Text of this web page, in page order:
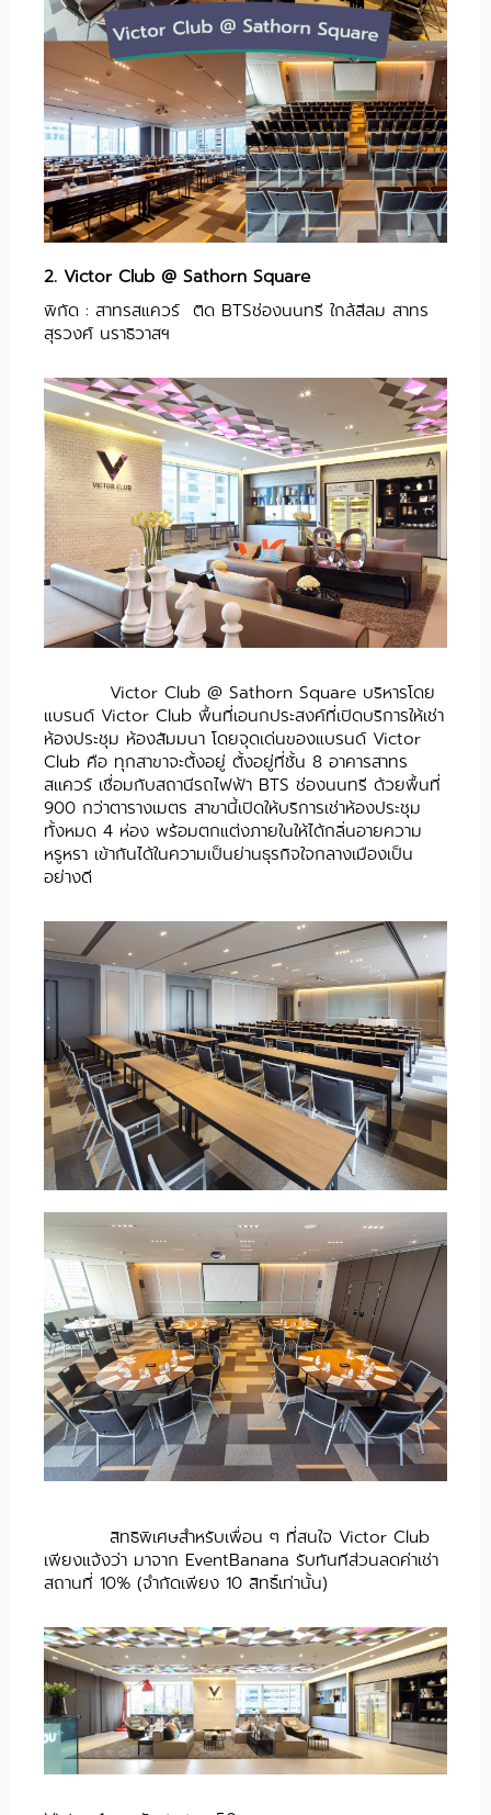
2. Victor Club @ Sathorn Square
พิกัด : สาทรสแควร์ ติด BTSช่องนนทรี ใกล้สีลม สาทร
สุรวงศ์ นราธิวาสฯ
Victor Club @ Sathorn Square บริหารโดย
แบรนด์ Victor Club พื้นที่เอนกประสงค์ที่เปิดบริการให้เช่า
ห้องประชุม ห้องสัมมนา โดยจุดเด่นของแบรนด์ Victor
Club คือ ทุกสาขาจะตั้งอยู่ ตั้งอยู่ที่ชั้น 8 อาคารสาทร
สเเควร์ เชื่อมกับสถานีรถไฟฟ้า BTS ช่องนนทรี ด้วยพื้นที่
900 กว่าตารางเมตร สาขานี้เปิดให้บริการเช่าห้องประชุม
ทั้งหมด 4 ห่อง พร้อมตกแต่งภายในให้ได้กลิ่นอายความ
หรูหรา เข้ากันได้ในความเป็นย่านธุรกิจใจกลางเมืองเป็น
อย่างดี
สิทธิพิเศษสำหรับเพื่อน ๆ ที่สนใจ Victor Club
เพียงแจ้งว่า มาจาก EventBanana รับทันทีส่วนลดค่าเช่า
สถานที่ 10% (จำกัดเพียง 10 สิทธิ์เท่านั้น)